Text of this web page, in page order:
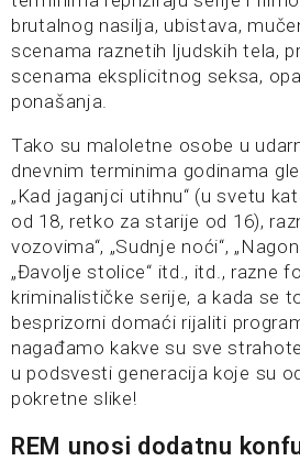
brutalnog nasilja, ubistava,
scenama raznetih ljudskih tela,
scenama eksplicitnog seksa,
ponašanja.
Tako su maloletne osobe u
dnevnim terminima godinama
„Kad jaganjci utihnu“ (u svetu
od 18, retko za starije od 16),
vozovima“, „Sudnje noći“,
„Đavolje stolice“ itd., itd., razne
kriminalističke serije, a kada se
besprizorni domaći rijaliti
nagađamo kakve su sve
u podsvesti generacija koje su
pokretne slike!
REM unosi dodatnu